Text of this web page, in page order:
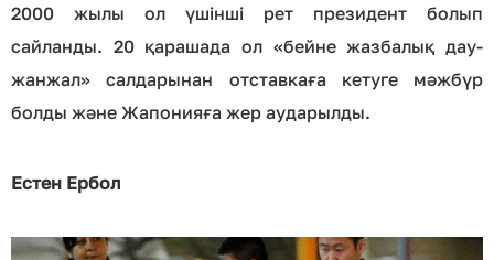
2000 жылы ол үшінші рет президент болып
сайланды. 20 қарашада ол «бейне жазбалық дау-
жанжал» салдарынан отставкаға кетуге мәжбүр
болды және Жапонияға жер аударылды.
Естен Ербол